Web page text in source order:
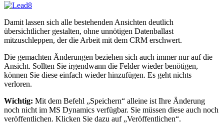
Damit lassen sich alle bestehenden Ansichten deutlich
übersichtlicher gestalten, ohne unnötigen Datenballast
mitzuschleppen, der die Arbeit mit dem CRM erschwert.
Die gemachten Änderungen beziehen sich auch immer nur auf die
Ansicht. Sollten Sie irgendwann die Felder wieder benötigen,
können Sie diese einfach wieder hinzufügen. Es geht nichts
verloren.
Wichtig: Mit dem Befehl „Speichern“ alleine ist Ihre Änderung
noch nicht im MS Dynamics verfügbar. Sie müssen diese auch noch
veröffentlichen. Klicken Sie dazu auf „Veröffentlichen“.